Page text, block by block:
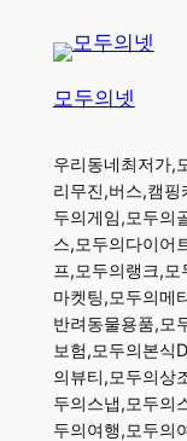
모두의넷
우리동네최저가,
리무진,버스,캠
두의게임,모두의
스,모두의다이어
프,모두의랭크,
마켓팅,모두의메
반려동물용품,모
보험,모두의본식
의뷰티,모두의상
두의스냅,모두의
두의여행,모두의